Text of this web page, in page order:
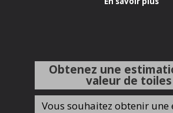
Obtenez une
valeur de toiles
Vous souhaitez obtenir